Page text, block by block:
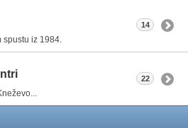
iz 1984.
14
22